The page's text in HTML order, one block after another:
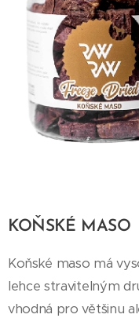
KOŇSKÉ MASO
Koňské maso má
lehce stravitelným
vhodná pro většinu